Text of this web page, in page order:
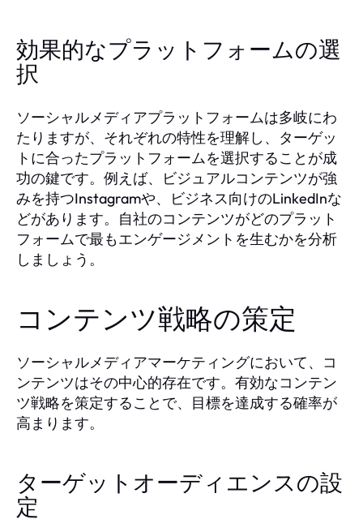
効果的なプラットフォームの選
択
ソーシャルメディアプラットフォームは多岐にわ
たりますが、それぞれの特性を理解し、ターゲッ
トに合ったプラットフォームを選択することが成
功の鍵です。例えば、ビジュアルコンテンツが強
みを持つInstagramや、ビジネス向けのLinkedInな
どがあります。自社のコンテンツがどのプラット
フォームで最もエンゲージメントを生むかを分析
しましょう。
コンテンツ戦略の策定
ソーシャルメディアマーケティングにおいて、コ
ンテンツはその中心的存在です。有効なコンテン
ツ戦略を策定することで、目標を達成する確率が
高まります。
ターゲットオーディエンスの設
定